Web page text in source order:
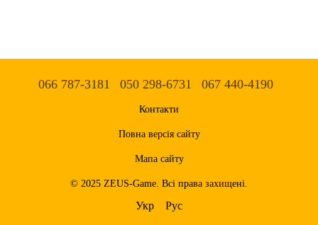
066 787-3181 050 298-6731 067 440-4190
Контакти
Повна версія сайту
Мапа сайту
© 2025 ZEUS-Game. Всі права захищені.
Укр Рус